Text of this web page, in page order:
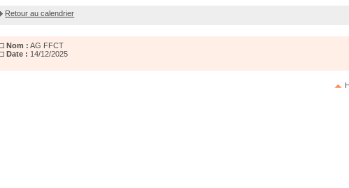
Retour au calendrier
Nom : AG FFCT
Date : 14/12/2025